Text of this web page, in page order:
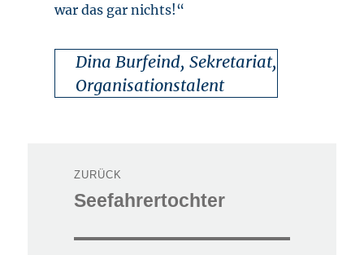
war das gar nichts!“
Dina Burfeind, Sekretariat,
Organisationstalent
ZURÜCK
Vorheriger
Seefahrertochter